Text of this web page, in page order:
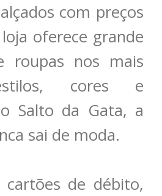
com preços
oferece grande
roupas nos mais
cores e
Salto da Gata, a
sai de moda.
de débito,